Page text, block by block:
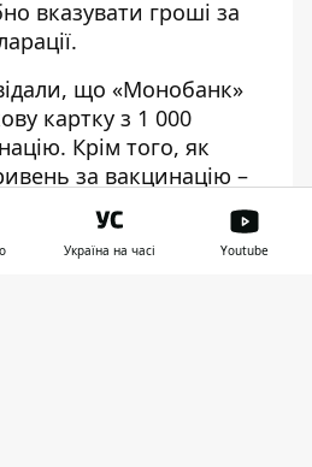
вказувати гроші за
.
що «Монобанк»
картку з 1 000
Крім того, як
за вакцинацію –
що в Україні
змінили
Україна на часі Youtube